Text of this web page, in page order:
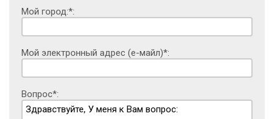
Мой город:*:
Мой электронный адрес (е-майл)*:
Вопрос*: